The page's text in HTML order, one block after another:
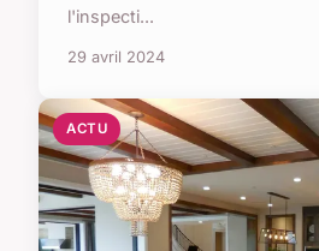
l'inspecti...
29 avril 2024
ACTU